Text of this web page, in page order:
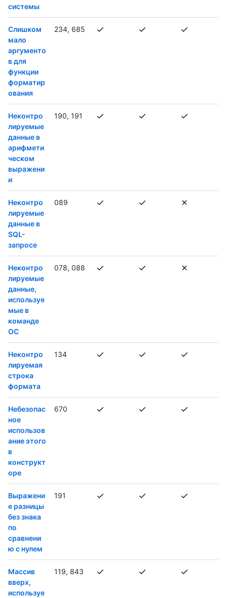
системы
Слишком
мало
аргументо
в для
функции
форматир
ования
234, 685
Неконтро
лируемые
данные в
арифмети
ческом
выражени
и
190, 191
Неконтро
лируемые
данные в
SQL-
запросе
089
Неконтро
лируемые
данные,
используе
мые в
команде
ОС
078, 088
Неконтро
лируемая
строка
формата
134
Небезопас
ное
использов
ание этого
в
конструкт
оре
670
Выражени
е разницы
без знака
по
сравнени
ю с нулем
191
Массив
вверх,
используе
119, 843